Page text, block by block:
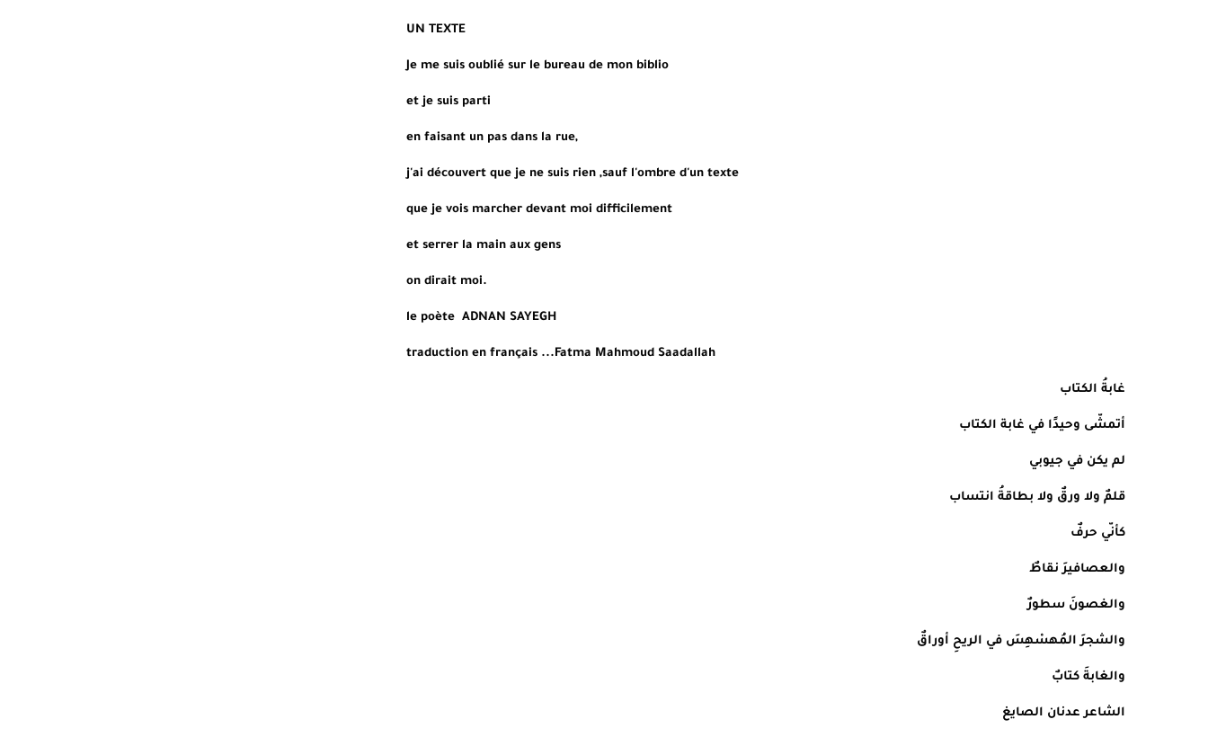
UN TEXTE
Je me suis oublié sur le bureau de mon biblio
et je suis parti
en faisant un pas dans la rue,
j'ai découvert que je ne suis rien ,sauf l'ombre d'un texte
que je vois marcher devant moi difficilement
et serrer la main aux gens
on dirait moi.
le poète  ADNAN SAYEGH
traduction en français ...Fatma Mahmoud Saadallah
غابةُ الكتاب
أتمشّى وحيدًا في غابة الكتاب
لم يكن في جيوبي
قلمٌ ولا ورقٌ ولا بطاقةُ انتساب
كأنّي حرفٌ
والعصافيرَ نقاطٌ
والغصونَ سطورٌ
والشجرَ المُهسْهِسَ في الريحِ أوراقٌ
والغابةَ كتابٌ
الشاعر عدنان الصايغ